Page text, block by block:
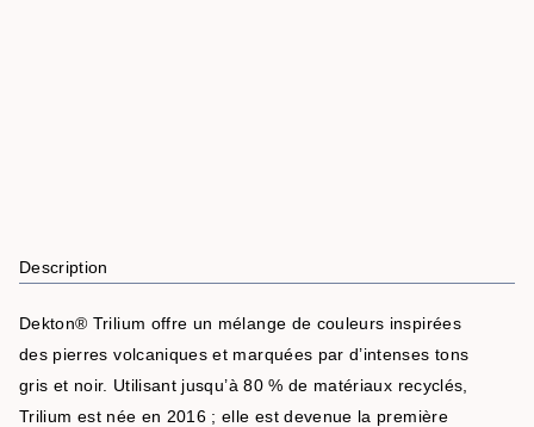
Description
Dekton® Trilium offre un mélange de couleurs inspirées
des pierres volcaniques et marquées par d’intenses tons
gris et noir. Utilisant jusqu’à 80 % de matériaux recyclés,
Trilium est née en 2016 ; elle est devenue la première